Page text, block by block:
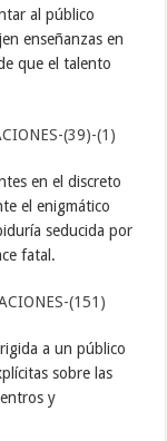
al público
enseñanzas en
que el talento
en el discreto
el enigmático
seducida por
fatal.
a un público
sobre las
y